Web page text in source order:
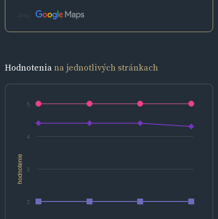
Zdroj:
Hodnoteniana jednotlivých stránkach
hodnotenie
2
3
4
5